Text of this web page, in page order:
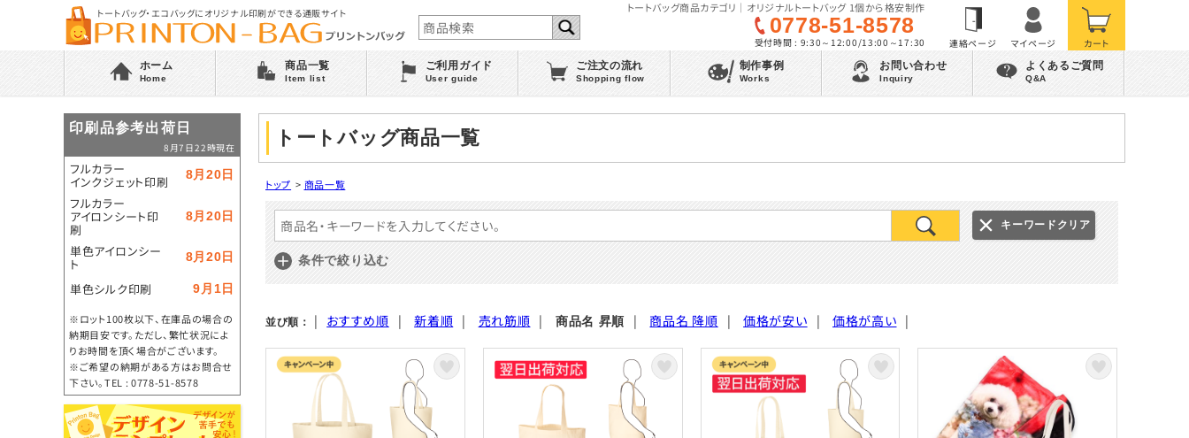
トートバッグ・エコバッグにオリジナル印刷ができる通販サイト トートバッグ商品カテゴリ｜オリジナルトートバッグ 1個から格安制作
0778-51-8578
受付時間 : 9:30～12:00/13:00～17:30
ホーム
Home
商品一覧
Item list
ご利用ガイド
User guide
ご注文の流れ
Shopping flow
制作事例
Works
お問い合わせ
Inquiry
よくあるご質問
Q&A
トートバッグ商品一覧
トップ > 商品一覧
キーワードクリア
条件で絞り込む
並び順： | おすすめ順 | 新着順 | 売れ筋順 | 商品名 昇順 | 商品名 降順 | 価格が安い | 価格が高い |
印刷品参考出荷日
8月7日22時現在
フルカラー
インクジェット印刷 8月20日
フルカラー
アイロンシート印
刷
8月20日
単色アイロンシー
ト 8月20日
単色シルク印刷 9月1日
※ロット100枚以下、在庫品の場合の
納期目安です。ただし、繁忙状況によ
りお時間を頂く場合がございます。
※ご希望の納期がある方はお問合せ
下さい。TEL : 0778-51-8578